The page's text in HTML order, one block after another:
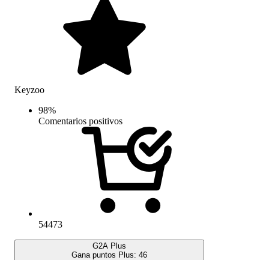
Keyzoo
98%
Comentarios positivos
54473
G2A Plus
Gana puntos Plus: 46